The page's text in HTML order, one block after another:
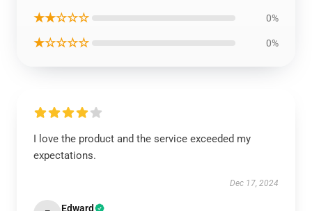
★★☆☆☆ 0%
★☆☆☆☆ 0%
I love the product and the service exceeded my
expectations.
Dec 17, 2024
Edward